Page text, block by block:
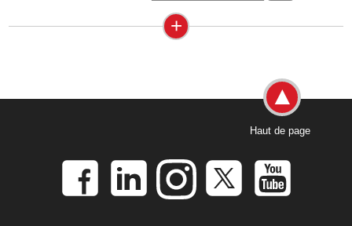
+
Haut de page